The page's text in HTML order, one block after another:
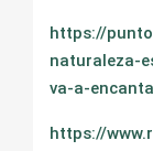
https://
naturaleza-
va-a-
https://